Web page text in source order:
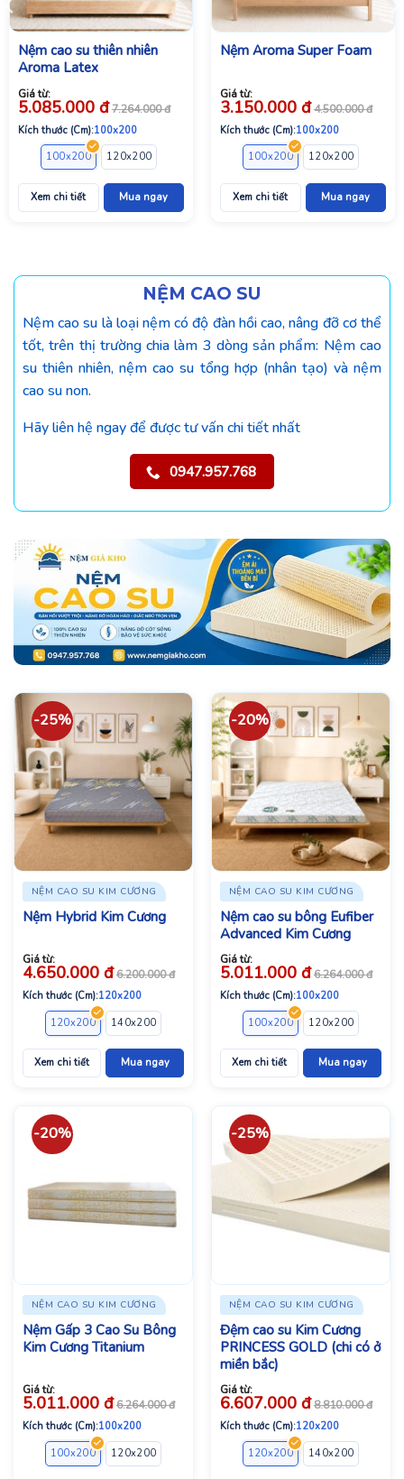
Nệm cao su thiên nhiên
Aroma Latex
Giá từ:
5.085.000 đ 7.264.000đ
Kích thước (Cm):100x200
100x200
120x200 160x200 180x200 200x200
Xem chi tiết Mua ngay
Nệm Aroma Super Foam
Giá từ:
3.150.000 đ 4.500.000đ
Kích thước (Cm):100x200
100x200
120x200
Xem chi tiết Mua ngay
220x200160x200 180x200 200x200 200x220
NỆM CAO SU
Nệm cao su là loại nệm có độ đàn hồi cao, nâng đỡ cơ thể
tốt, trên thị trường chia làm 3 dòng sản phẩm: Nệm cao
su thiên nhiên, nệm cao su tổng hợp (nhân tạo) và nệm
cao su non.
Hãy liên hệ ngay để được tư vấn chi tiết nhất
0947.957.768
-25%
NỆM CAO SU KIM CƯƠNG
Nệm Hybrid Kim Cương
Giá từ:
4.650.000 đ 6.200.000đ
Kích thước (Cm):120x200
120x200
140x200 180x200 200x200
Xem chi tiết Mua ngay
-20%
NỆM CAO SU KIM CƯƠNG
Nệm cao su bông Eufiber
Advanced Kim Cương
Giá từ:
5.011.000 đ 6.264.000đ
Kích thước (Cm):100x200
100x200
120x200
Xem chi tiết Mua ngay
-20%
NỆM CAO SU KIM CƯƠNG
Nệm Gấp 3 Cao Su Bông
Kim Cương Titanium
Giá từ:
5.011.000 đ 6.264.000đ
Kích thước (Cm):100x200
100x200
120x200 160x200 180x200
-25%
NỆM CAO SU KIM CƯƠNG
Đệm cao su Kim Cương
PRINCESS GOLD (chi có ở
miền bắc)
Giá từ:
6.607.000 đ 8.810.000đ
Kích thước (Cm):120x200
120x200
140x200